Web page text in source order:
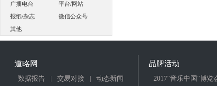
广播电台
平台/网站
报纸/杂志
微信公众号
其他
道略网
数据报告 交易对接
动态新闻
品牌活动
2017"音乐中国"博览